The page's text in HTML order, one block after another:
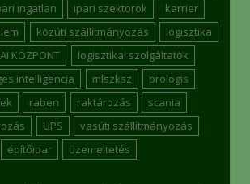
ingatlan ipari szektorok
karrier
közúti szállítmányozás
logisztika
KÖZPONT
logisztikai szolgáltatók
intelligencia
mlszksz
prologis
raben raktározás
scania
UPS
vasúti szállítmányozás
építőipar
üzemeltetés